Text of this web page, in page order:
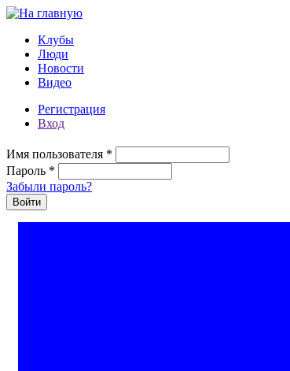
Перейти к основному содержанию
Клубы
Люди
Новости
Видео
Регистрация
Вход
Имя пользователя *
Пароль *
Забыли пароль?